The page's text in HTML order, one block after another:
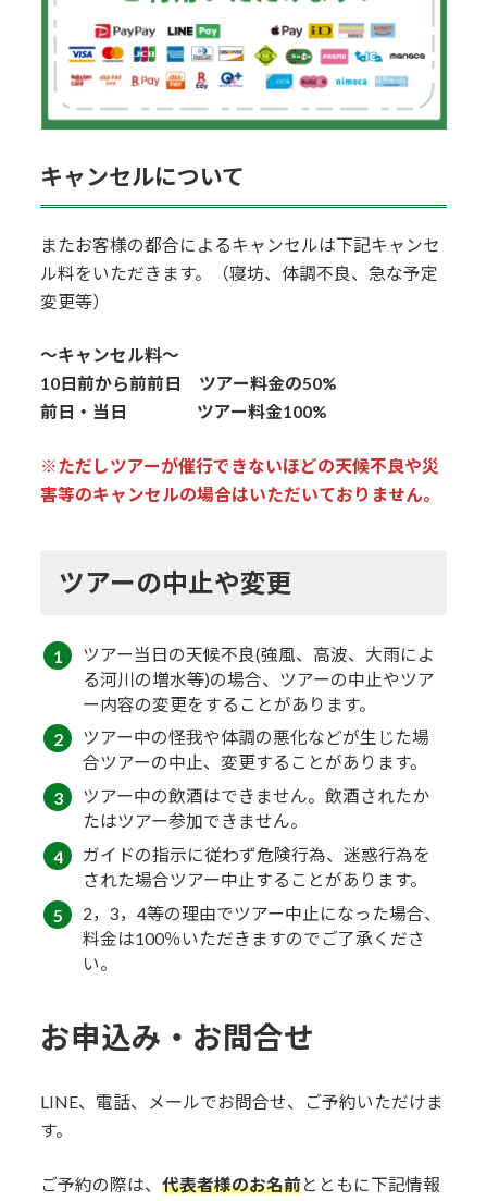
キャンセルについて
またお客様の都合によるキャンセルは下記キャンセ
ル料をいただきます。（寝坊、体調不良、急な予定
変更等）
〜キャンセル料〜
10日前から前前日 ツアー料金の50%
前日・当日 ツアー料金100%
※ただしツアーが催行できないほどの天候不良や災
害等のキャンセルの場合はいただいておりません。
ツアーの中止や変更
ツアー当日の天候不良(強風、高波、大雨によ
る河川の増水等)の場合、ツアーの中止やツア
ー内容の変更をすることがあります。
ツアー中の怪我や体調の悪化などが生じた場
合ツアーの中止、変更することがあります。
ツアー中の飲酒はできません。飲酒されたか
たはツアー参加できません。
ガイドの指示に従わず危険行為、迷惑行為を
された場合ツアー中止することがあります。
2，3，4等の理由でツアー中止になった場合、
料金は100％いただきますのでご了承くださ
い。
お申込み・お問合せ
LINE、電話、メールでお問合せ、ご予約いただけま
す。
​ご予約の際は、代表者様のお名前とともに下記情報